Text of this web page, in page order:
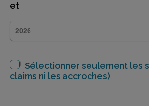
et
Sélectionner seulement les
claims ni les accroches)